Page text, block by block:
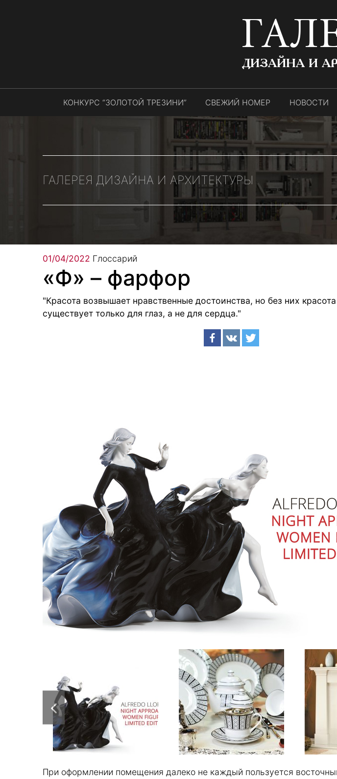
ДИЗАЙНА И
КОНКУРС “ЗОЛОТОЙ ТРЕЗИНИ” СВЕЖИЙ НОМЕР НОВОСТИ
ГАЛЕРЕЯ ДИЗАЙНА И АРХИТЕКТУРЫ
01/04/2022 Глоссарий
«Ф» – фарфор
"Красота возвышает нравственные достоинства, но без них
существует только для глаз, а не для сердца."
При оформлении помещения далеко не каждый пользуется